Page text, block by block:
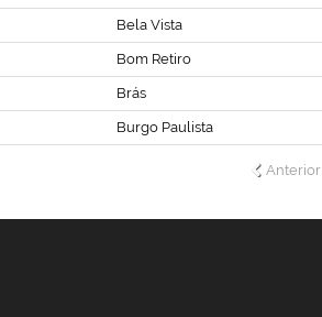
Bela Vista
Bom Retiro
Brás
Burgo Paulista
Anterior